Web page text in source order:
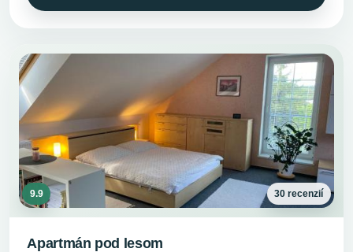
9.9 30 recenzií
Apartmán pod lesom